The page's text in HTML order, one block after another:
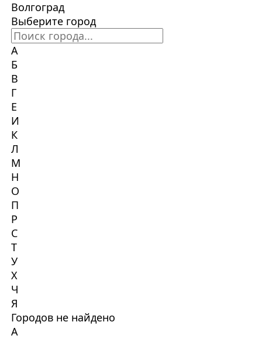
Волгоград
Выберите город
А
Б
В
Г
Е
И
К
Л
М
Н
О
П
Р
С
Т
У
Х
Ч
Я
Городов не найдено
А